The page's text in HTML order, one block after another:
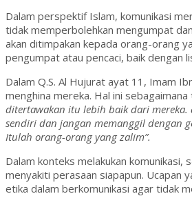
Dalam perspektif Islam, komunikasi
tidak memperbolehkan mengumpat
akan ditimpakan kepada orang-orang
pengumpat atau pencaci, baik dengan
Dalam Q.S. Al Hujurat ayat 11, Imam
menghina mereka. Hal ini
ditertawakan itu lebih baik dari
sendiri dan jangan memanggil dengan
Itulah orang-orang yang zalim”.
Dalam konteks melakukan
menyakiti perasaan siapapun. Ucapan
etika dalam berkomunikasi agar tidak